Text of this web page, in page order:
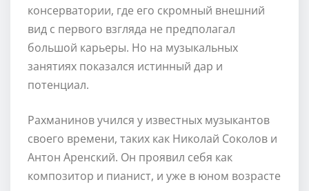
консерватории, где его скромный внешний
вид с первого взгляда не предполагал
большой карьеры. Но на музыкальных
занятиях показался истинный дар и
потенциал.
Рахманинов учился у известных музыкантов
своего времени, таких как Николай Соколов и
Антон Аренский. Он проявил себя как
композитор и пианист, и уже в юном возрасте